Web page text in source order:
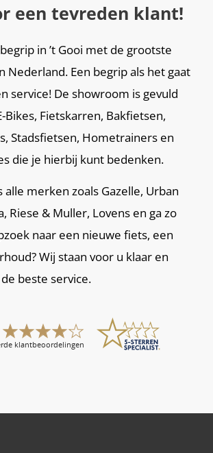
een tevreden klant!
in ’t Gooi met de grootste
Nederland. Een begrip als het gaat
service! De showroom is gevuld
Bikes, Fietskarren, Bakfietsen,
Stadsfietsen, Hometrainers en
die je hierbij kunt bedenken.
alle merken zoals Gazelle, Urban
Riese & Muller, Lovens en ga zo
naar een nieuwe fiets, een
Wij staan voor u klaar en
beste service.